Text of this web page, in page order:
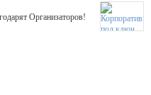
Организаторов!